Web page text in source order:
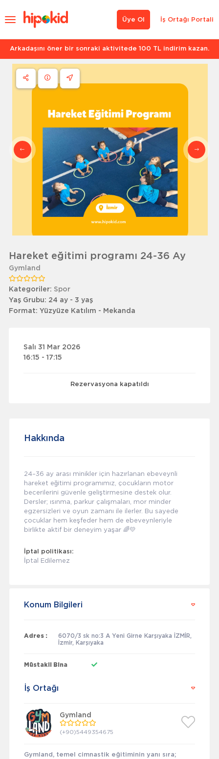
İş Ortağı Portali
Üye Ol
Arkadaşını öner bir sonraki aktivitede 100 TL indirim kazan.
Hareket eğitimi programı 24-36 Ay
Gymland
Kategoriler: Spor
Yaş Grubu: 24 ay - 3 yaş
Format: Yüzyüze Katılım - Mekanda
Salı 31 Mar 2026
16:15 - 17:15
Rezervasyona kapatıldı
Hakkında
24–36 ay arası minikler için hazırlanan ebeveynli
hareket eğitimi programımız, çocukların motor
becerilerini güvenle geliştirmesine destek olur.
Dersler; ısınma, parkur çalışmaları, mor minder
egzersizleri ve oyun zamanı ile ilerler. Bu sayede
çocuklar hem keşfeder hem de ebeveynleriyle
birlikte aktif bir deneyim yaşar 🌈💛
İptal politikası:
İptal Edilemez
Konum Bilgileri
Adres :
6070/3 sk no:3 A Yeni Girne Karşıyaka İZMİR,
İzmir, Karşıyaka
Müstakil Bina
İş Ortağı
Gymland
(+90)5449354675
Gymland, temel cimnastik eğitiminin yanı sıra;